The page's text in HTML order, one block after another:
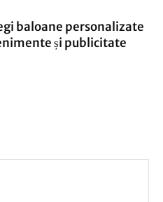
baloane personalizate
și publicitate